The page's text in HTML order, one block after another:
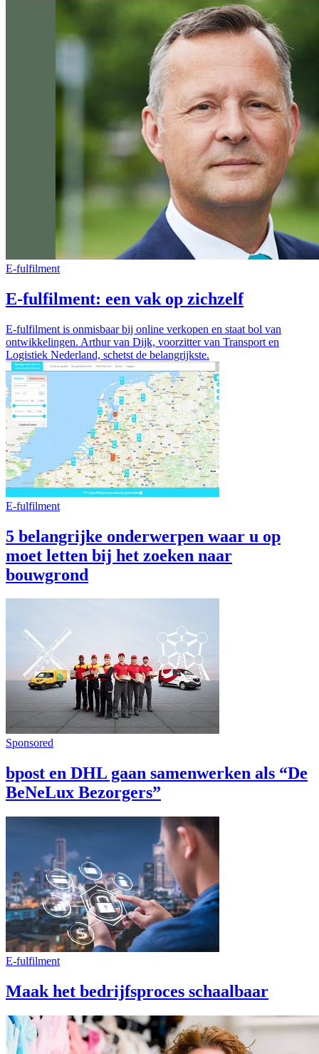
E-fulfilment
E-fulfilment: een vak op zichzelf
E-fulfilment is onmisbaar bij online verkopen en staat bol van
ontwikkelingen. Arthur van Dijk, voorzitter van Transport en
Logistiek Nederland, schetst de belangrijkste.
E-fulfilment
5 belangrijke onderwerpen waar u op
moet letten bij het zoeken naar
bouwgrond
Sponsored
bpost en DHL gaan samenwerken als “De
BeNeLux Bezorgers”
E-fulfilment
Maak het bedrijfsproces schaalbaar